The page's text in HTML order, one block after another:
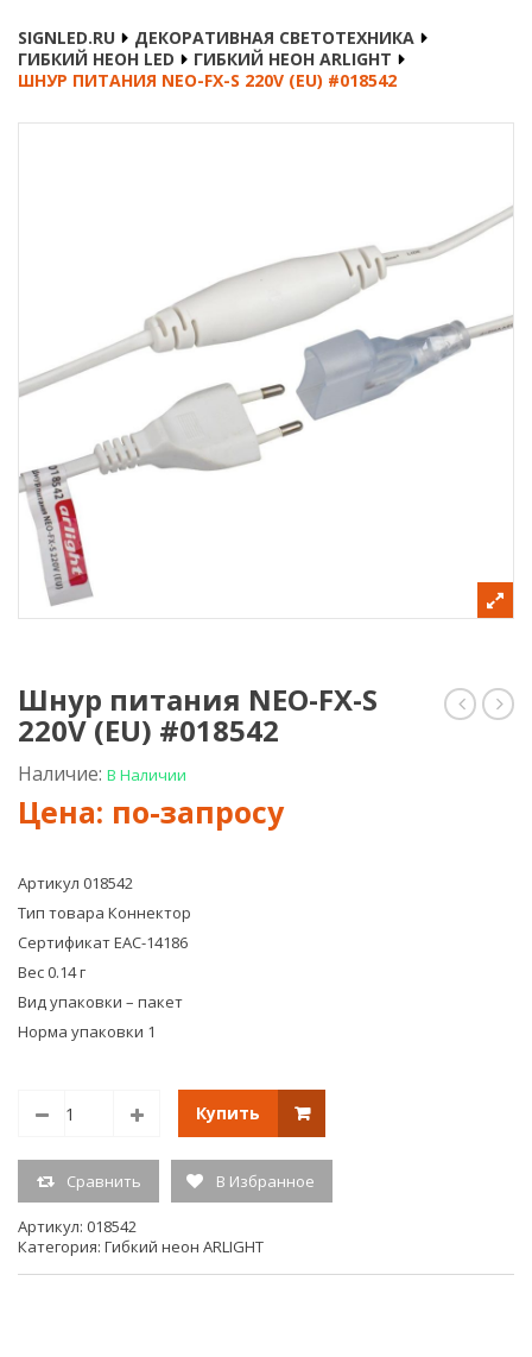
ОПЛАТА И ДОСТАВКА
SIGNLED.RU
ДЕКОРАТИВНАЯ СВЕТОТЕХНИКА
ГИБКИЙ НЕОН LED
ГИБКИЙ НЕОН ARLIGHT
ШНУР ПИТАНИЯ NEO-FX-S 220V (EU) #018542
ARL-
Шнур питания NEO-FX-S
220V (EU) #018542
Наличие: В Наличии
Артикул 018542
Тип товара Коннектор
Сертификат EAC-14186
Вес 0.14 г
Вид упаковки – пакет
Норма упаковки 1
Купить
Сравнить В Избранное
Артикул: 018542
Категория: Гибкий неон ARLIGHT